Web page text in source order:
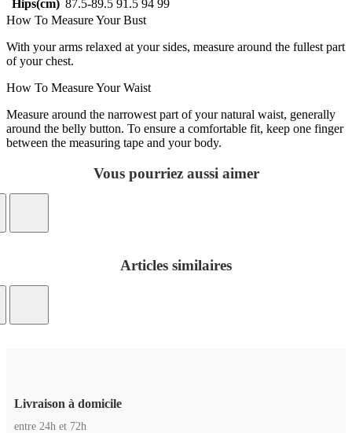
Hips(cm) 87.5-89.5 91.5 94 99
How To Measure Your Bust
With your arms relaxed at your sides, measure around the fullest part
of your chest.
How To Measure Your Waist
Measure around the narrowest part of your natural waist, generally
around the belly button. To ensure a comfortable fit, keep one finger
between the measuring tape and your body.
Vous pourriez aussi aimer
Articles similaires
Livraison à domicile
entre 24h et 72h